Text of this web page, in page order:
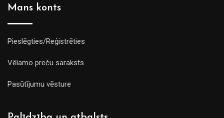
Mans konts
Pieslēgties/Reģistrēties
Vēlamo preču saraksts
Pasūtījumu vēsture